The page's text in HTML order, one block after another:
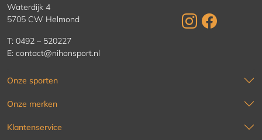
Waterdijk 4
5705 CW Helmond
T: 0492 – 520227
E: contact@nihonsport.nl
Onze sporten
Onze merken
Klantenservice